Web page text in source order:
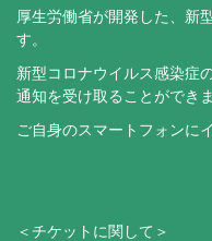
厚生労働省が開発した、新
す。
新型コロナウイルス感染症
通知を受け取ることができま
ご自身のスマートフォンに
＜チケットに関して＞​